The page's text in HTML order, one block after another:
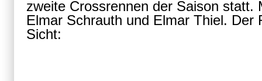
zweite Crossrennen der Saison statt.
Elmar Schrauth und Elmar Thiel. Der
Sicht: